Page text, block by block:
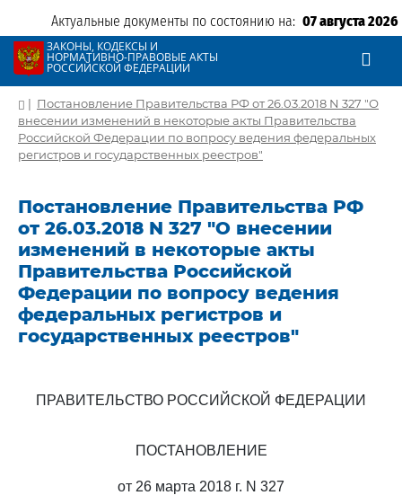
Актуальные документы по состоянию на: 07 августа 2026
ЗАКОНЫ, КОДЕКСЫ И
НОРМАТИВНО-ПРАВОВЫЕ АКТЫ
РОССИЙСКОЙ ФЕДЕРАЦИИ
| Постановление Правительства РФ от 26.03.2018 N 327 "О
внесении изменений в некоторые акты Правительства
Российской Федерации по вопросу ведения федеральных
регистров и государственных реестров"
Постановление Правительства РФ
от 26.03.2018 N 327 "О внесении
изменений в некоторые акты
Правительства Российской
Федерации по вопросу ведения
федеральных регистров и
государственных реестров"
ПРАВИТЕЛЬСТВО РОССИЙСКОЙ ФЕДЕРАЦИИ
ПОСТАНОВЛЕНИЕ
от 26 марта 2018 г. N 327